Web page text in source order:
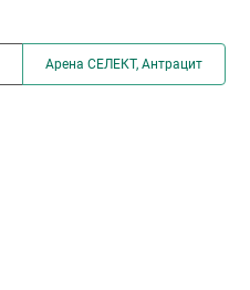
Арена СЕЛЕКТ, Антрацит